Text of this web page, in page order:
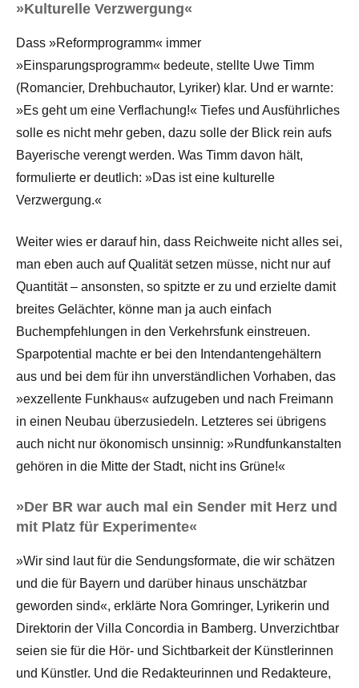
»Kulturelle Verzwergung«
Dass »Reformprogramm« immer
»Einsparungsprogramm« bedeute, stellte Uwe Timm
(Romancier, Drehbuchautor, Lyriker) klar. Und er warnte:
»Es geht um eine Verflachung!« Tiefes und Ausführliches
solle es nicht mehr geben, dazu solle der Blick rein aufs
Bayerische verengt werden. Was Timm davon hält,
formulierte er deutlich: »Das ist eine kulturelle
Verzwergung.«
Weiter wies er darauf hin, dass Reichweite nicht alles sei,
man eben auch auf Qualität setzen müsse, nicht nur auf
Quantität – ansonsten, so spitzte er zu und erzielte damit
breites Gelächter, könne man ja auch einfach
Buchempfehlungen in den Verkehrsfunk einstreuen.
Sparpotential machte er bei den Intendantengehältern
aus und bei dem für ihn unverständlichen Vorhaben, das
»exzellente Funkhaus« aufzugeben und nach Freimann
in einen Neubau überzusiedeln. Letzteres sei übrigens
auch nicht nur ökonomisch unsinnig: »Rundfunkanstalten
gehören in die Mitte der Stadt, nicht ins Grüne!«
»Der BR war auch mal ein Sender mit Herz und
mit Platz für Experimente«
»Wir sind laut für die Sendungsformate, die wir schätzen
und die für Bayern und darüber hinaus unschätzbar
geworden sind«, erklärte Nora Gomringer, Lyrikerin und
Direktorin der Villa Concordia in Bamberg. Unverzichtbar
seien sie für die Hör- und Sichtbarkeit der Künstlerinnen
und Künstler. Und die Redakteurinnen und Redakteure,